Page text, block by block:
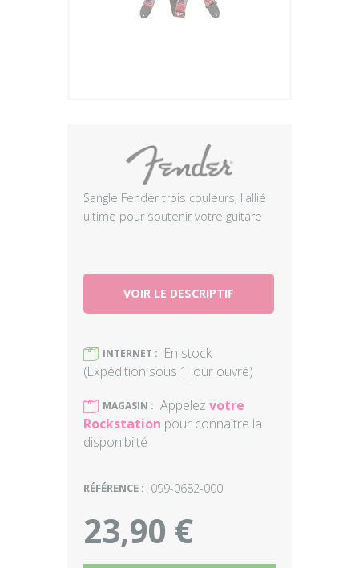
Sangle Fender trois couleurs, l'allié
ultime pour soutenir votre guitare
VOIR LE DESCRIPTIF
) INTERNET : En stock
(Expédition sous 1 jour ouvré)
) MAGASIN : Appelez votre
Rockstation pour connaître la
disponibilté
RÉFÉRENCE : 099-0682-000
23,90 €